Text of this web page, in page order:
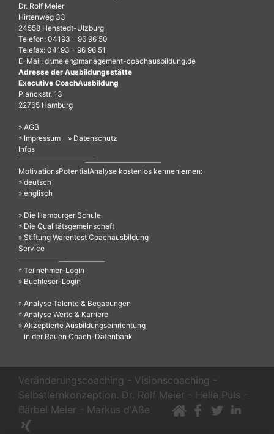
Dr. Rolf Meier
Hirtenweg 33
24558 Henstedt-Ulzburg
Telefon: 04193 - 96 96 50
Telefax: 04193 - 96 96 51
E-Mail: dr.meier@management-coachausbildung.de
Adresse der Ausbildungsstätte
Executive CoachAusbildung
Planckstr. 13
22765 Hamburg
» AGB
» Impressum
» Datenschutz
Infos
MotivationsPotentialAnalyse kostenlos kennenlernen:
» deutsch
» englisch
» Die Hamburger Schule
» Die Qualitätsgemeinschaft
» Stiftung Warentest Coachausbildung
Service
» Teilnehmer-Login
» Buchleser-Login
» Analyse Talente & Begabungen
» Analyse Werte & Karriere
» Akzeptierte Ausbildungseinrichtung
in der Rauen Coach-Datenbank
Veränderungscoaching - Visionscoaching -
Selbstlernkonzeption. Dr. Rolf Meier - Hella Puls -
Bärbel Meier - Markus d'Aße